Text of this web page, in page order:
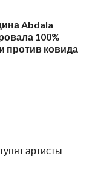
Abdala
100%
против ковида
артисты